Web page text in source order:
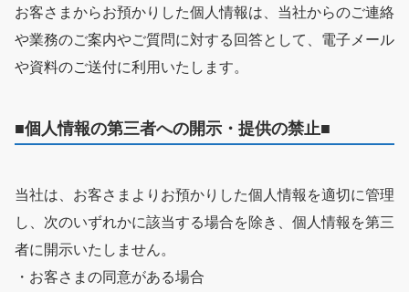
お客さまからお預かりした個人情報は、当社からのご連絡
や業務のご案内やご質問に対する回答として、電子メール
や資料のご送付に利用いたします。
■個人情報の第三者への開示・提供の禁止■
当社は、お客さまよりお預かりした個人情報を適切に管理
し、次のいずれかに該当する場合を除き、個人情報を第三
者に開示いたしません。
・お客さまの同意がある場合